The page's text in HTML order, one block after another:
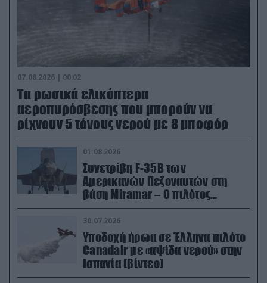
07.08.2026 | 00:02
Τα ρωσικά ελικόπτερα
αεροπυρόσβεσης που μπορούν να
ρίχνουν 5 τόνους νερού με 8 μποφόρ
01.08.2026
Συνετρίβη F-35B των
Αμερικανών Πεζοναυτών στη
βάση Miramar – Ο πιλότος
εκτινάχθηκε εγκαίρως
30.07.2026
Υποδοχή ήρωα σε Έλληνα πιλότο
Canadair με «αψίδα νερού» στην
Ισπανία (βίντεο)